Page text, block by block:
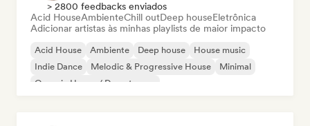
> 2800 feedbacks enviados
Acid HouseAmbienteChill outDeep houseEletrônica
Adicionar artistas às minhas playlists de maior impacto
Acid House Ambiente Deep house
House music
Indie Dance
Melodic & Progressive House
Minimal
Organic House / Downtempo